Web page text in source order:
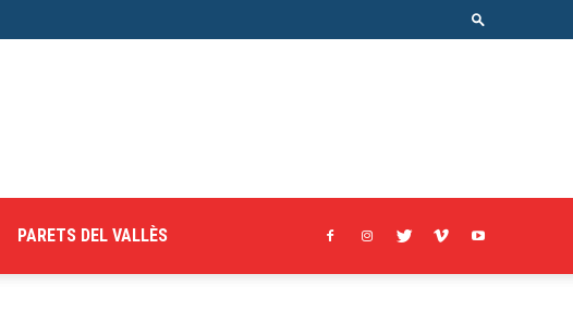
PARETS DEL VALLÈS